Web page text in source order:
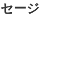
ージ